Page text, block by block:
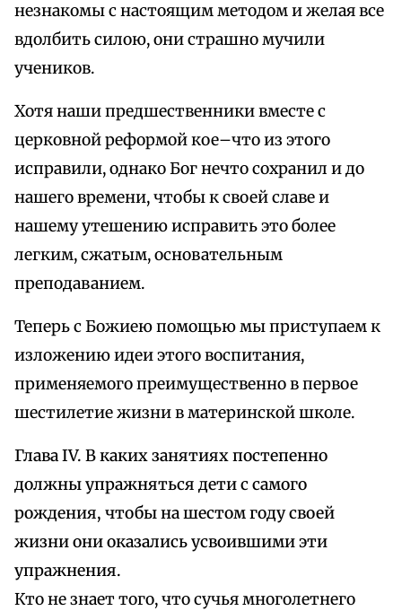
незнакомы с настоящим методом и желая все
вдолбить силою, они страшно мучили
учеников.
Хотя наши предшественники вместе с
церковной реформой кое–что из этого
исправили, однако Бог нечто сохранил и до
нашего времени, чтобы к своей славе и
нашему утешению исправить это более
легким, сжатым, основательным
преподаванием.
Теперь с Божиею помощью мы приступаем к
изложению идеи этого воспитания,
применяемого преимущественно в первое
шестилетие жизни в материнской школе.
Глава IV. В каких занятиях постепенно
должны упражняться дети с самого
рождения, чтобы на шестом году своей
жизни они оказались усвоившими эти
упражнения.
Кто не знает того, что сучья многолетнего